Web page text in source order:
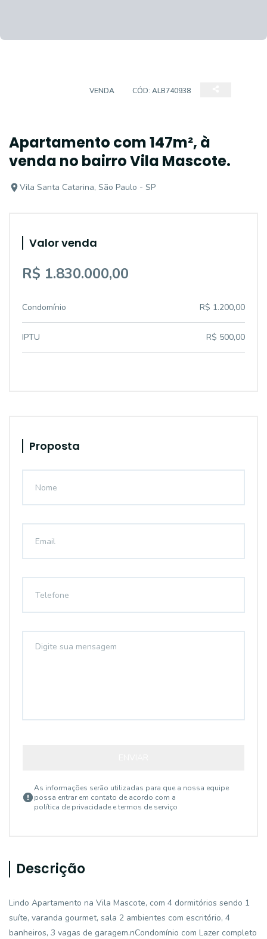
VENDA CÓD: ALB740938
Apartamento com 147m², à
venda no bairro Vila Mascote.
Vila Santa Catarina, São Paulo - SP
Valor venda
R$ 1.830.000,00
Condomínio R$ 1.200,00
IPTU R$ 500,00
Proposta
As informações serão utilizadas para que a nossa equipe
possa entrar em contato de acordo com a
política de privacidade e termos de serviço
Descrição
Lindo Apartamento na Vila Mascote, com 4 dormitórios sendo 1
suíte, varanda gourmet, sala 2 ambientes com escritório, 4
banheiros, 3 vagas de garagem.nCondomínio com Lazer completo